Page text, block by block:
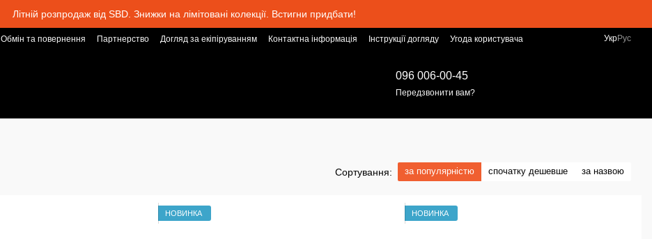
Літній розпродаж від SBD. Знижки на лімітовані колекції. Встигни придбати!
Обмін та повернення Партнерство Догляд за екіпіруванням Контактна інформація Інструкції догляду
Угода користувача
УкрРус
096 006-00-45
Передзвонити вам?
Сортування: за популярністю спочатку дешевше за назвою
НОВИНКА НОВИНКА